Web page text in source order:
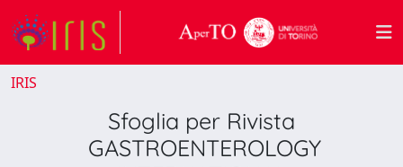
IRIS
Sfoglia per Rivista
GASTROENTEROLOGY